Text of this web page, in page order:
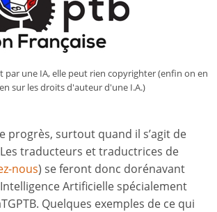
par une IA, elle peut rien copyrighter (enfin on en
sur les droits d'auteur d'une I.A.)
progrès, surtout quand il s’agit de
traducteurs et traductrices de
nous) se feront donc dorénavant
Artificielle spécialement
Quelques exemples de ce qui